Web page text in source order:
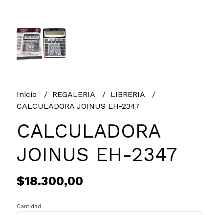
Inicio REGALERIA
LIBRERIA
CALCULADORA JOINUS EH-2347
CALCULADORA
JOINUS EH-2347
$18.300,00
Cantidad